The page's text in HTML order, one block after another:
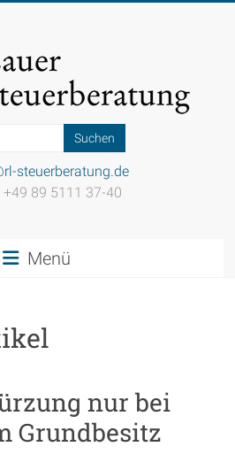
steuerberatung.de
+49 89 5111 37-40
Menü
nur bei
Grundbesitz